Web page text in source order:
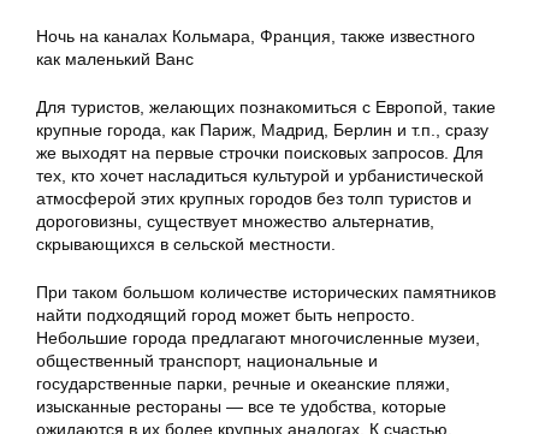
Ночь на каналах Кольмара, Франция, также известного
как маленький Ванс
Для туристов, желающих познакомиться с Европой, такие
крупные города, как Париж, Мадрид, Берлин и т.п., сразу
же выходят на первые строчки поисковых запросов. Для
тех, кто хочет насладиться культурой и урбанистической
атмосферой этих крупных городов без толп туристов и
дороговизны, существует множество альтернатив,
скрывающихся в сельской местности.
При таком большом количестве исторических памятников
найти подходящий город может быть непросто.
Небольшие города предлагают многочисленные музеи,
общественный транспорт, национальные и
государственные парки, речные и океанские пляжи,
изысканные рестораны — все те удобства, которые
ожидаются в их более крупных аналогах. К счастью,